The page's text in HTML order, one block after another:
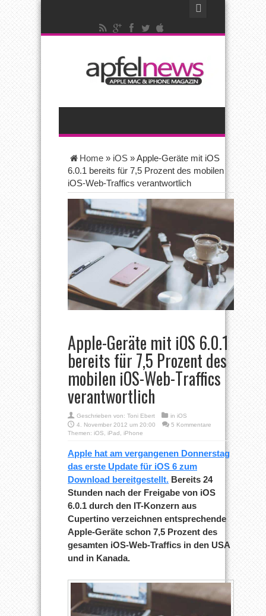
Home » iOS »Apple-Geräte mit iOS
6.0.1 bereits für 7,5 Prozent des mobilen
iOS-Web-Traffics verantwortlich
Apple-Geräte mit iOS 6.0.1
bereits für 7,5 Prozent des
mobilen iOS-Web-Traffics
verantwortlich
Geschrieben von: Toni Ebert in iOS
4. November 2012 um 20:00
5 Kommentare
Themen: iOS iPad iPhone
Apple hat am vergangenen Donnerstag
das erste Update für iOS 6 zum
Download bereitgestellt. Bereits 24
Stunden nach der Freigabe von iOS
6.0.1 durch den IT-Konzern aus
Cupertino verzeichnen entsprechende
Apple-Geräte schon 7,5 Prozent des
gesamten iOS-Web-Traffics in den USA
und in Kanada.